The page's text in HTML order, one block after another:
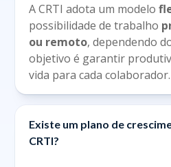
A CRTI adota um modelo
possibilidade de trabalho
ou remoto, dependendo
objetivo é garantir
vida para cada colaborador.
Existe um plano de
CRTI?